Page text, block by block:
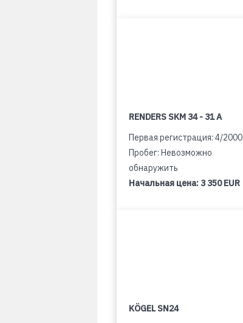
RENDERS SKM 34 - 31 A
Первая регистрация: 4/2000
Пробег: Невозможно
обнаружить
Начальная цена: 3 350 EUR
KÖGEL SN24